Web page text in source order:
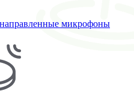
микрофоны